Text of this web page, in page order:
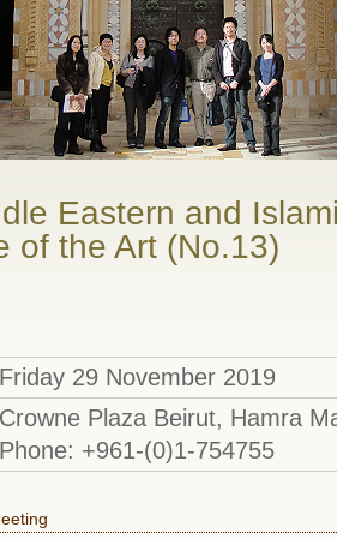
におけるイスラーム主義
―ト―
―移民／難民によるコミ
イス
現
Eastern and
of the Art (No.13)
Friday 29 November 2019
Crowne Plaza Beirut, Hamra
Phone: +961-(0)1-754755